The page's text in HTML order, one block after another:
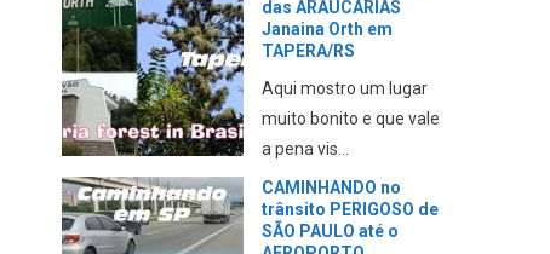
das ARAUCÁRIAS
Janaina Orth em
TAPERA/RS
Aqui mostro um lugar
muito bonito e que vale
a pena vis...
CAMINHANDO no
trânsito PERIGOSO de
SÃO PAULO até o